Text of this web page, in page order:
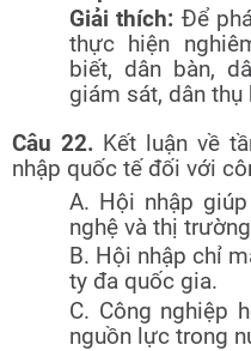
Giải thích: Để
thực hiện
biết, dân bàn,
giám sát, dân thụ
Câu 22. Kết luận về
nhập quốc tế đối với
A. Hội nhập
nghệ và thị
B. Hội nhập chỉ
ty đa quốc gia.
C. Công nghiệp
nguồn lực trong